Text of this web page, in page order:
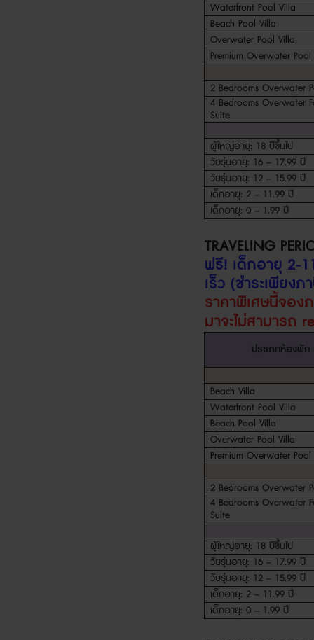
Waterfront Pool Villa
Beach Pool Villa
Overwater Pool Villa
Premium Overwater
2 Bedrooms Overwater
4 Bedrooms Overwater
Suite
ผู้ใหญ่อายุ: 18 ปีขึ้นไป
วัยรุ่นอายุ: 16 – 17.99 ปี
วัยรุ่นอายุ: 12 – 15.99 ปี
เด็กอายุ: 2 – 11.99 ปี
เด็กอายุ: 0 – 1.99 ปี
TRAVELING
ฟรี! เด็กอายุ 2-
เร็ว (ชำระเพียง
ราคาพิเศษนี้จอง
มาจะไม่สามารถ
ประเภทห้องพัก
Beach Villa
Waterfront Pool Villa
Beach Pool Villa
Overwater Pool Villa
Premium Overwater
2 Bedrooms Overwater
4 Bedrooms Overwater
Suite
ผู้ใหญ่อายุ: 18 ปีขึ้นไป
วัยรุ่นอายุ: 16 – 17.99 ปี
วัยรุ่นอายุ: 12 – 15.99 ปี
เด็กอายุ: 2 – 11.99 ปี
เด็กอายุ: 0 – 1.99 ปี